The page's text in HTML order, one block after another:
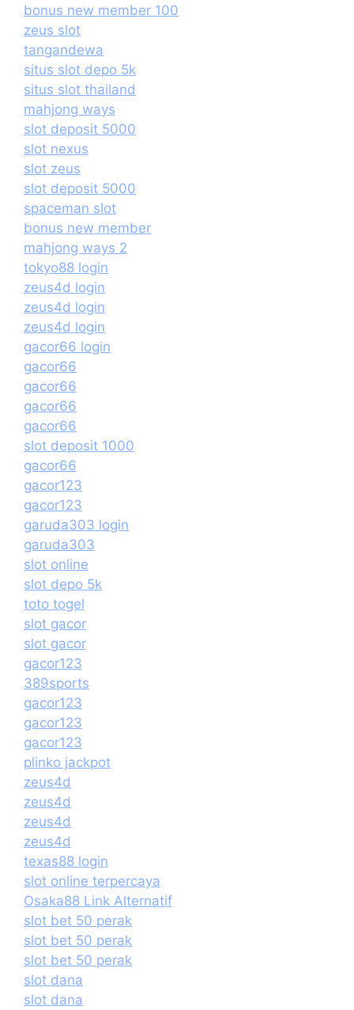
bonus new member 100
zeus slot
tangandewa
situs slot depo 5k
situs slot thailand
mahjong ways
slot deposit 5000
slot nexus
slot zeus
slot deposit 5000
spaceman slot
bonus new member
mahjong ways 2
tokyo88 login
zeus4d login
zeus4d login
zeus4d login
gacor66 login
gacor66
gacor66
gacor66
gacor66
slot deposit 1000
gacor66
gacor123
gacor123
garuda303 login
garuda303
slot online
slot depo 5k
toto togel
slot gacor
slot gacor
gacor123
389sports
gacor123
gacor123
gacor123
plinko jackpot
zeus4d
zeus4d
zeus4d
zeus4d
texas88 login
slot online terpercaya
Osaka88 Link Alternatif
slot bet 50 perak
slot bet 50 perak
slot bet 50 perak
slot dana
slot dana